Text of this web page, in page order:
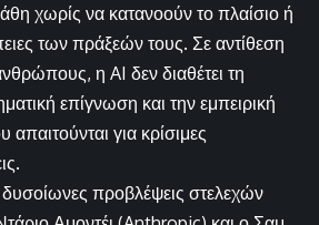
χωρίς να κατανοούν το πλαίσιο ή
των πράξεών τους. Σε αντίθεση
η AI δεν διαθέτει τη
επίγνωση και την εμπειρική
απαιτούνται για κρίσιμες
προβλέψεις στελεχών